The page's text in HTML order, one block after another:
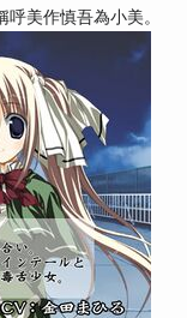
美作慎吾為小美。